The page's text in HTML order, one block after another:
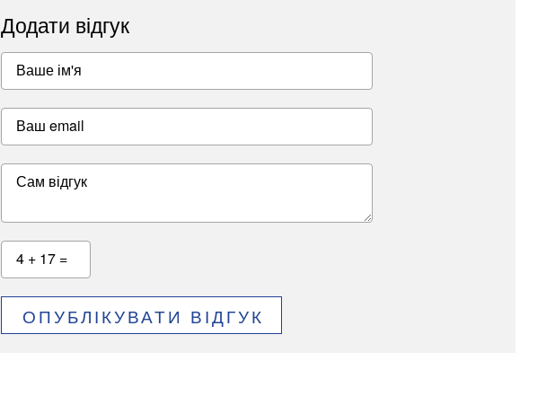
Додати відгук
Ваше ім'я
Ваш email
Сам відгук
4 + 17 =
ОПУБЛІКУВАТИ ВІДГУК